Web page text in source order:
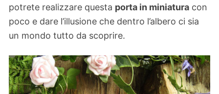
potrete realizzare questa porta in miniatura con
poco e dare l’illusione che dentro l’albero ci sia
un mondo tutto da scoprire.